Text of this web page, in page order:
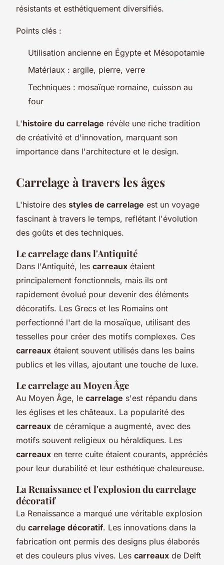
résistants et esthétiquement diversifiés.
Points clés :
Utilisation ancienne en Égypte et Mésopotamie
Matériaux : argile, pierre, verre
Techniques : mosaïque romaine, cuisson au
four
L'histoire du carrelage révèle une riche tradition
de créativité et d'innovation, marquant son
importance dans l'architecture et le design.
Carrelage à travers les âges
L'histoire des styles de carrelage est un voyage
fascinant à travers le temps, reflétant l'évolution
des goûts et des techniques.
Le carrelage dans l'Antiquité
Dans l'Antiquité, les carreaux étaient
principalement fonctionnels, mais ils ont
rapidement évolué pour devenir des éléments
décoratifs. Les Grecs et les Romains ont
perfectionné l'art de la mosaïque, utilisant des
tesselles pour créer des motifs complexes. Ces
carreaux étaient souvent utilisés dans les bains
publics et les villas, ajoutant une touche de luxe.
Le carrelage au Moyen Âge
Au Moyen Âge, le carrelage s'est répandu dans
les églises et les châteaux. La popularité des
carreaux de céramique a augmenté, avec des
motifs souvent religieux ou héraldiques. Les
carreaux en terre cuite étaient courants, appréciés
pour leur durabilité et leur esthétique chaleureuse.
La Renaissance et l'explosion du carrelage
décoratif
La Renaissance a marqué une véritable explosion
du carrelage décoratif. Les innovations dans la
fabrication ont permis des designs plus élaborés
et des couleurs plus vives. Les carreaux de Delft